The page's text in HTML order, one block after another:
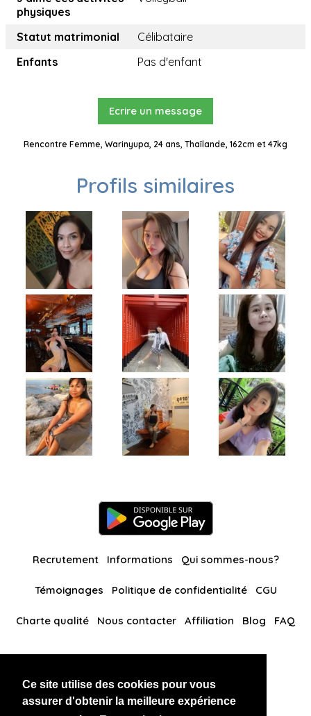
Ce site utilise des cookies pour vous
assurer d'obtenir la meilleure expérience
physiques
Statut matrimonial
Célibataire
Enfants
Pas d'enfant
Ecrire un message
Rencontre Femme, Warinyupa, 24 ans, Thaïlande, 162cm et 47kg
Profils similaires
Recrutement Informations Qui sommes-nous?
Témoignages Politique de confidentialité CGU
Charte qualité Nous contacter Affiliation Blog FAQ
BlackAndBeauties RussianKisses